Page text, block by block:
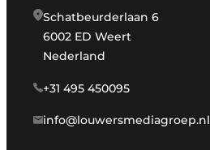
Schatbeurderlaan 6
6002 ED Weert
Nederland
+31 495 450095
info@louwersmediagroep.nl